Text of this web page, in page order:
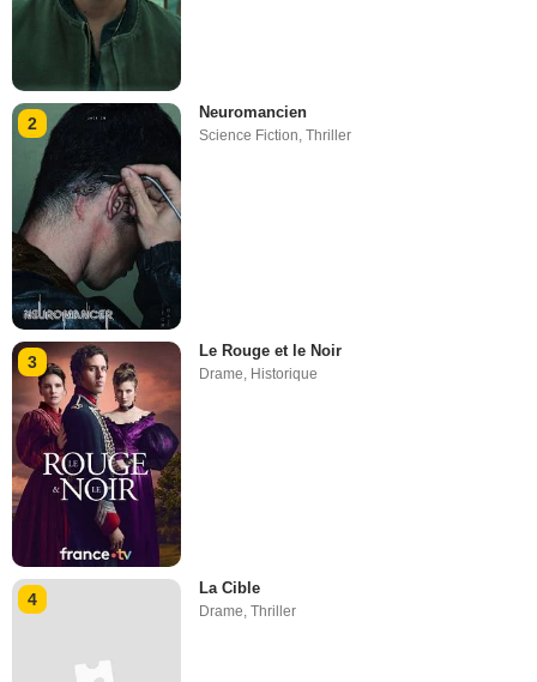
2
Neuromancien
Science Fiction,Thriller
3
Le Rouge et le Noir
Drame Historique
4
La Cible
Drame,Thriller